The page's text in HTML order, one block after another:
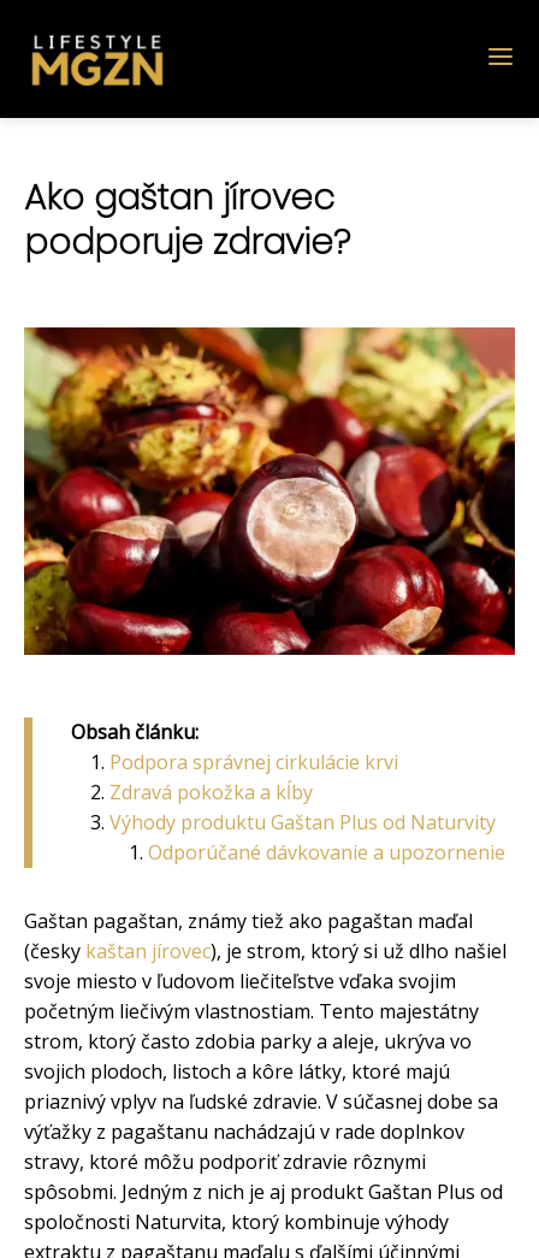
Ako gaštan jírovec
podporuje zdravie?
Obsah článku:
Podpora správnej cirkulácie krvi
Zdravá pokožka a kĺby
Výhody produktu Gaštan Plus od Naturvity
Odporúčané dávkovanie a upozornenie
Gaštan pagaštan, známy tiež ako pagaštan maďal
(česky kaštan jírovec), je strom, ktorý si už dlho našiel
svoje miesto v ľudovom liečiteľstve vďaka svojim
početným liečivým vlastnostiam. Tento majestátny
strom, ktorý často zdobia parky a aleje, ukrýva vo
svojich plodoch, listoch a kôre látky, ktoré majú
priaznivý vplyv na ľudské zdravie. V súčasnej dobe sa
výťažky z pagaštanu nachádzajú v rade doplnkov
stravy, ktoré môžu podporiť zdravie rôznymi
spôsobmi. Jedným z nich je aj produkt Gaštan Plus od
spoločnosti Naturvita, ktorý kombinuje výhody
extraktu z pagaštanu maďalu s ďalšími účinnými